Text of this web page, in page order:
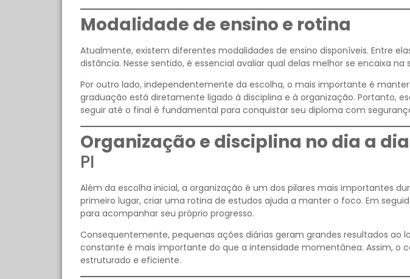
Modalidade de ensino e rotina
Atualmente, existem diferentes modalidades de ensino disponíveis. Entre
distância. Nesse sentido, é essencial avaliar qual delas melhor se encaixa na
Por outro lado, independentemente da escolha, o mais importante é
graduação está diretamente ligado à disciplina e à organização. Portanto,
seguir até o final é fundamental para conquistar seu diploma com
Organização e disciplina no dia a dia
PI
Além da escolha inicial, a organização é um dos pilares mais importantes
primeiro lugar, criar uma rotina de estudos ajuda a manter o foco. Em
para acompanhar seu próprio progresso.
Consequentemente, pequenas ações diárias geram grandes resultados ao
constante é mais importante do que a intensidade momentânea. Assim, o
estruturado e eficiente.